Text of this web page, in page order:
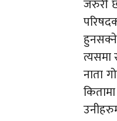
जरुरी
नाता